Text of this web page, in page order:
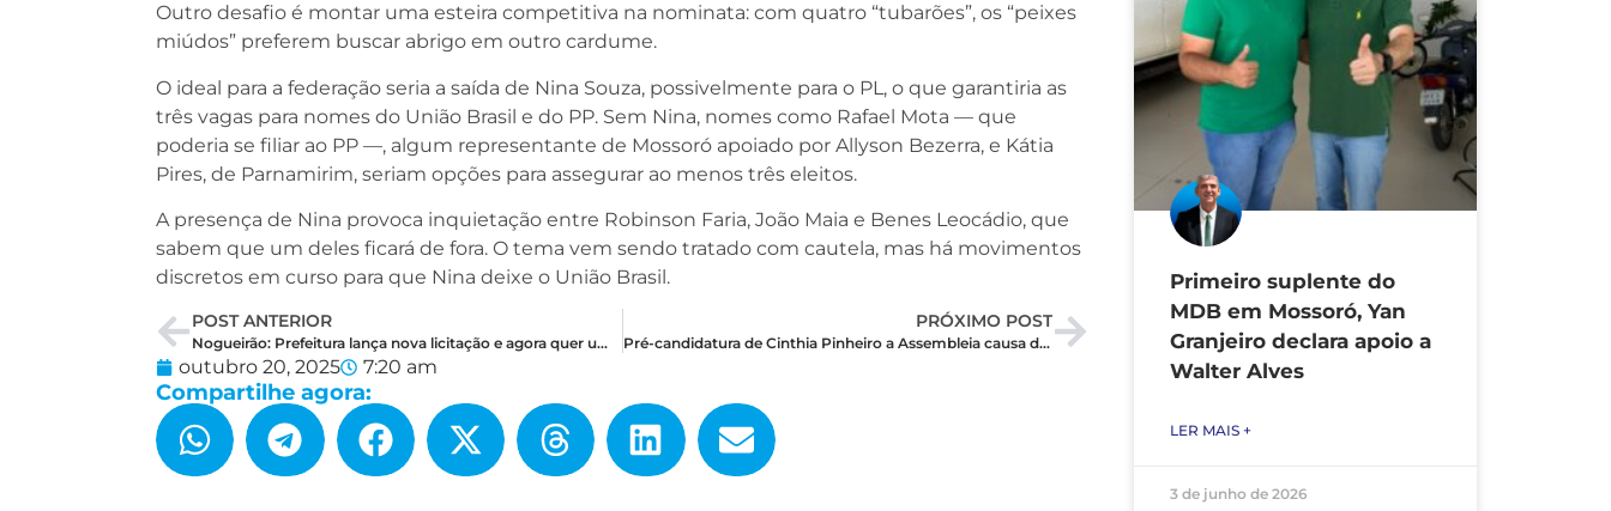
Outro desafio é montar uma esteira competitiva na nominata: com quatro “tubarões”, os “peixes
miúdos” preferem buscar abrigo em outro cardume.
O ideal para a federação seria a saída de Nina Souza, possivelmente para o PL, o que garantiria as
três vagas para nomes do União Brasil e do PP. Sem Nina, nomes como Rafael Mota — que
poderia se filiar ao PP —, algum representante de Mossoró apoiado por Allyson Bezerra, e Kátia
Pires, de Parnamirim, seriam opções para assegurar ao menos três eleitos.
A presença de Nina provoca inquietação entre Robinson Faria, João Maia e Benes Leocádio, que
sabem que um deles ficará de fora. O tema vem sendo tratado com cautela, mas há movimentos
discretos em curso para que Nina deixe o União Brasil.
POST ANTERIOR
Nogueirão: Prefeitura lança nova licitação e agora quer um estádio e um centro administrativo no pacote
PRÓXIMO POST
Pré-candidatura de Cinthia Pinheiro a Assembleia causa desgaste entre aliados de Allyson
outubro 20, 2025 7:20 am
Compartilhe agora:
Primeiro suplente do
MDB em Mossoró, Yan
Granjeiro declara apoio a
Walter Alves
LER MAIS +
3 de junho de 2026